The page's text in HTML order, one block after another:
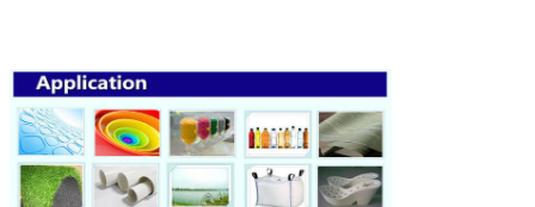
Anda kembali!